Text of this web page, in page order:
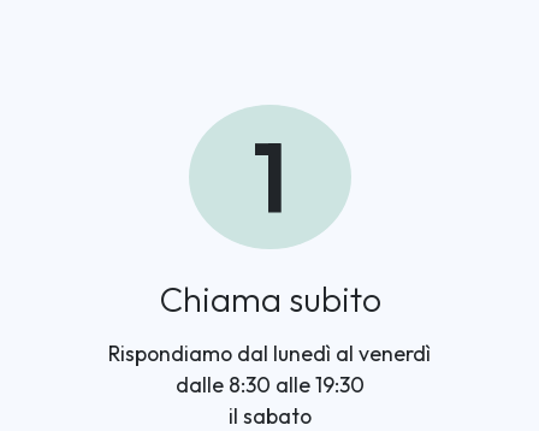
1
Chiama subito
Rispondiamo dal lunedì al venerdì
dalle 8:30 alle 19:30
il sabato